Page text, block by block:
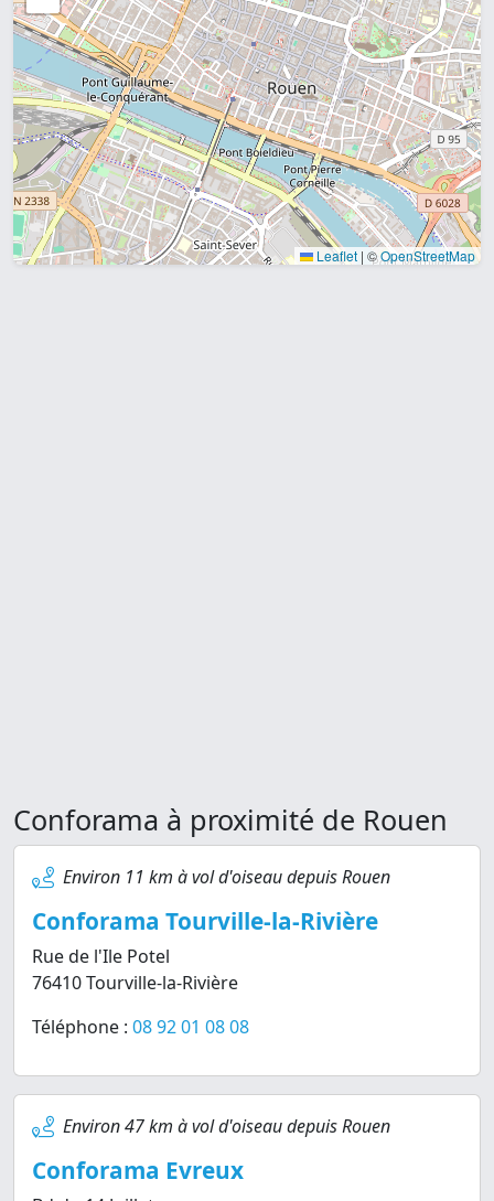
Leaflet | ©OpenStreetMap
Conforama à proximité de Rouen
Environ 11 km à vol d'oiseau depuis Rouen
Conforama Tourville-la-Rivière
Rue de l'Ile Potel
76410 Tourville-la-Rivière
Téléphone : 08 92 01 08 08
Environ 47 km à vol d'oiseau depuis Rouen
Conforama Evreux